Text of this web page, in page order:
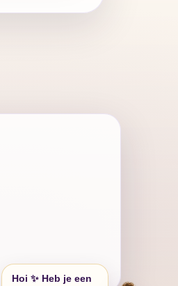
Hoi ✨ Heb je een